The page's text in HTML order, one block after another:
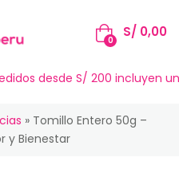
0
S/ 0,00
desde S/ 200 incluyen
» Tomillo Entero 50g –
y Bienestar